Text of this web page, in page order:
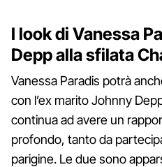
I look di Vanessa
Depp alla sfilata
Vanessa Paradis potrà
con l’ex marito Johnny
continua ad avere un
profondo, tanto da
parigine. Le due sono